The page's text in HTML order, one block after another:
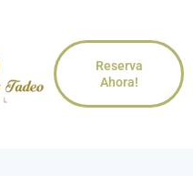
Reserva
Ahora!